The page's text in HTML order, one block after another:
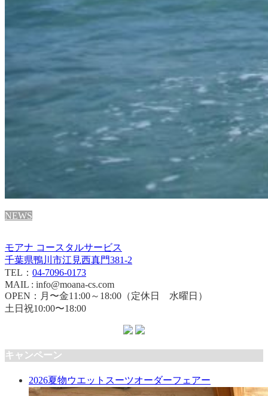
NEWS
モアナ コースタルサービス
千葉県鴨川市江見西真門381-2
TEL： 04-7096-0173
MAIL : info@moana-cs.com
OPEN：月〜金11:00～18:00（定休日 水曜日）
土日祝10:00〜18:00
キャンペーン
2026夏物ウエットスーツオーダーフェアー